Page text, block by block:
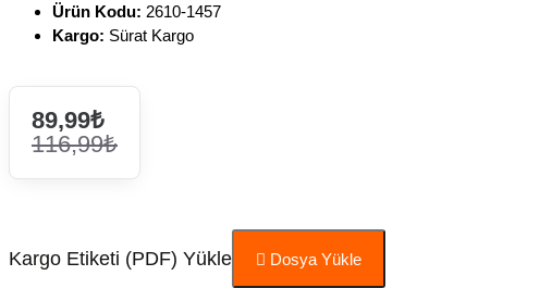
Ürün Kodu: 2610-1457
Kargo: Sürat Kargo
89,99₺
116,99₺
Kargo Etiketi (PDF) Yükle Dosya Yükle